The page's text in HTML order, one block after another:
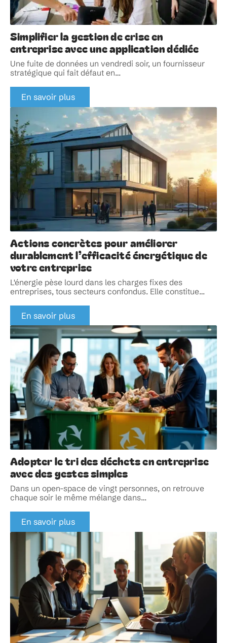
Simplifier la gestion de crise en
entreprise avec une application dédiée
Une fuite de données un vendredi soir, un fournisseur
stratégique qui fait défaut en…
En savoir plus
Actions concrètes pour améliorer
durablement l’efficacité énergétique de
votre entreprise
L'énergie pèse lourd dans les charges fixes des
entreprises, tous secteurs confondus. Elle constitue…
En savoir plus
Adopter le tri des déchets en entreprise
avec des gestes simples
Dans un open-space de vingt personnes, on retrouve
chaque soir le même mélange dans…
En savoir plus